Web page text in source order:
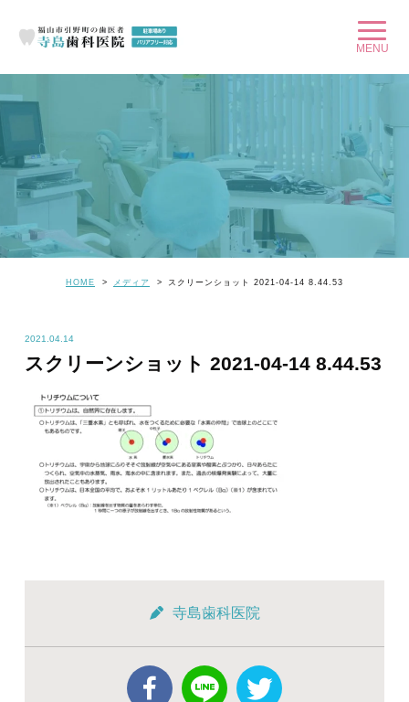
HOME メディア スクリーンショット 2021-04-14 8.44.53
2021.04.14
スクリーンショット 2021-04-14 8.44.53
寺島歯科医院